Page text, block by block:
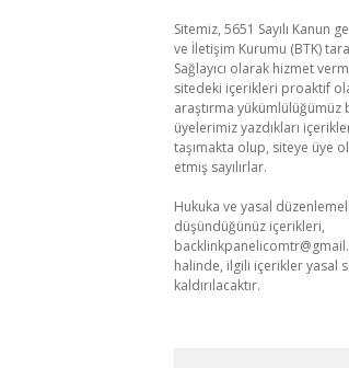
Sitemiz, 5651 Sayılı Kanun
ve İletişim Kurumu (BTK)
Sağlayıcı olarak hizmet
sitedeki içerikleri proaktif
araştırma yükümlülüğümüz
üyelerimiz yazdıkları
taşımakta olup, siteye üye
etmiş sayılırlar.
Hukuka ve yasal
düşündüğünüz içerikleri,
halinde, ilgili içerikler yasal
kaldırılacaktır.